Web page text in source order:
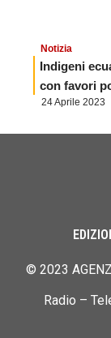
Notizia
Indigeni
con favori
24 Aprile 2023
© 2023
Radio –